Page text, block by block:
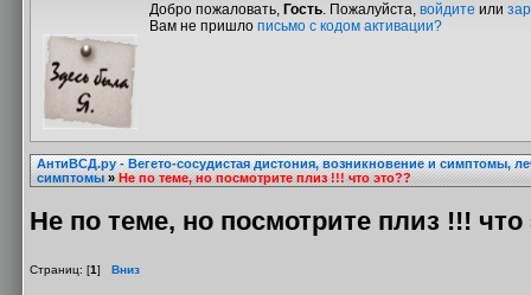
Добро пожаловать, Гость. Пожалуйста, войдите или
Вам не пришло письмо с кодом активации?
АнтиВСД.ру - Вегето-сосудистая дистония, возникновение и симптомы,
симптомы»Не по теме, но посмотрите плиз !!! что это??
Не по теме, но посмотрите плиз !!! что
Страниц: [1] Вниз